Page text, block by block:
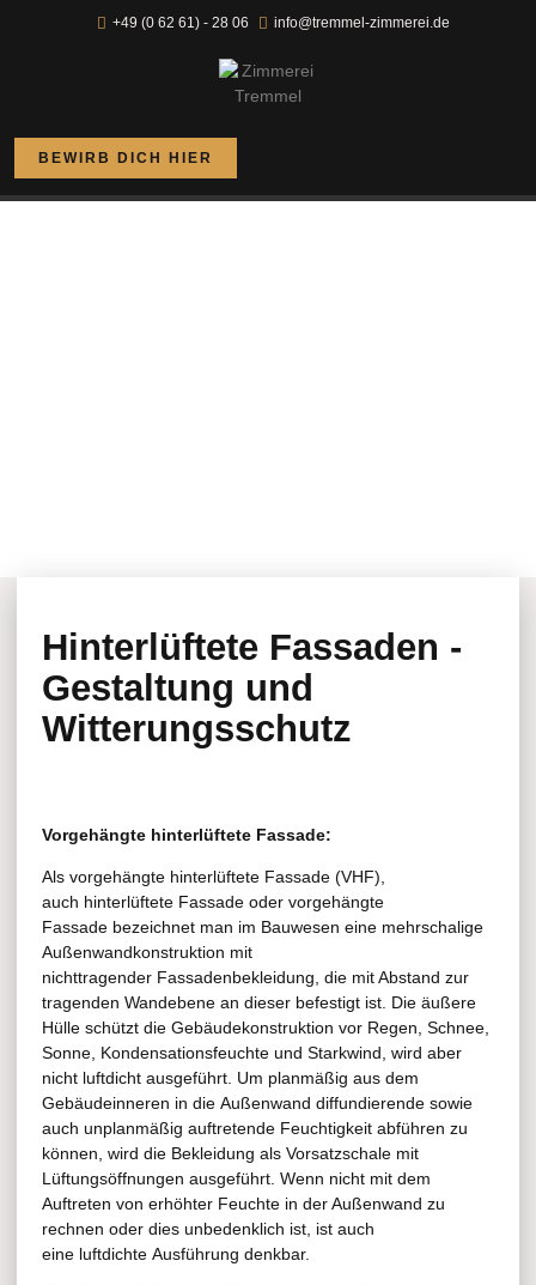
+49 (0 62 61) - 28 06 info@tremmel-zimmerei.de
BEWIRB DICH HIER
Hinterlüftete Fassaden -
Gestaltung und
Witterungsschutz
Vorgehängte hinterlüftete Fassade:
Als vorgehängte hinterlüftete Fassade (VHF),
auch hinterlüftete Fassade oder vorgehängte
Fassade bezeichnet man im Bauwesen eine mehrschalige
Außenwandkonstruktion mit
nichttragender Fassadenbekleidung, die mit Abstand zur
tragenden Wandebene an dieser befestigt ist. Die äußere
Hülle schützt die Gebäudekonstruktion vor Regen, Schnee,
Sonne, Kondensationsfeuchte und Starkwind, wird aber
nicht luftdicht ausgeführt. Um planmäßig aus dem
Gebäudeinneren in die Außenwand diffundierende sowie
auch unplanmäßig auftretende Feuchtigkeit abführen zu
können, wird die Bekleidung als Vorsatzschale mit
Lüftungsöffnungen ausgeführt. Wenn nicht mit dem
Auftreten von erhöhter Feuchte in der Außenwand zu
rechnen oder dies unbedenklich ist, ist auch
eine luftdichte Ausführung denkbar.